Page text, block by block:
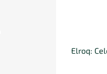
Elroq: